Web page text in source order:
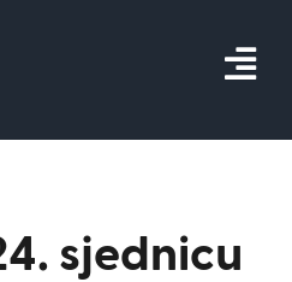
sjednicu